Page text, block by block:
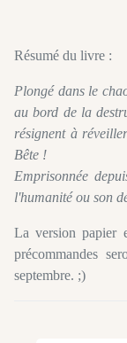
Résumé du livre :
Plongé dans le
au bord de la
résignent à
Bête !
Emprisonnée
l'humanité ou son
La version papier
précommandes
septembre. ;)